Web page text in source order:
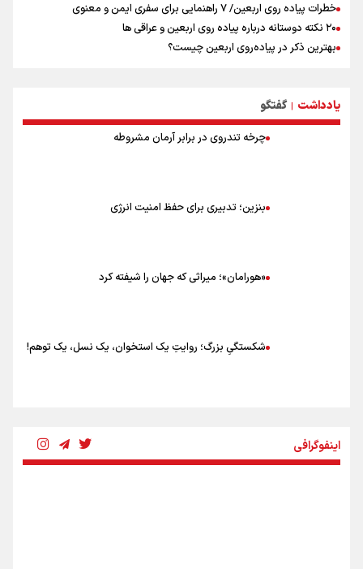
خطرات پیاده روی اربعین/ ۷ راهنمایی برای سفری ایمن و معنوی
۲۰ نکته دوستانه درباره پیاده روی اربعین و عراقی ها
بهترین ذکر در پیاده‌روی اربعین چیست؟
نکاتی مهم برای حفظ سلامت در پیاده روی اربعین
یادداشت | گفتگو
چرخه تندروی در برابر آرمان مشروطه
بنزین؛ تدبیری برای حفظ امنیت انرژی
«هورامان»؛ میراثی که جهان را شیفته کرد
شکستگیِ بزرگ؛ روایتِ یک استخوان، یک نسل، یک توهم!
اینفوگرافی